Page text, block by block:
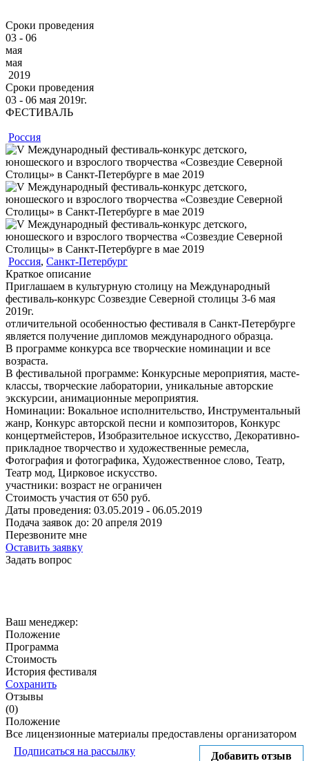
Сроки проведения
03 - 06
мая
мая
2019
Сроки проведения
03 ‐ 06 мая 2019г.
ФЕСТИВАЛЬ
Россия
Россия, Санкт-Петербург
Краткое описание
Приглашаем в культурную столицу на Международный
фестиваль-конкурс Созвездие Северной столицы 3-6 мая
2019г.
отличительной особенностью фестиваля в Санкт-Петербурге
является получение дипломов международного образца.
В программе конкурса все творческие номинации и все
возраста.
В фестивальной программе: Конкурсные мероприятия, масте-
классы, творческие лаборатории, уникальные авторские
экскурсии, анимационные мероприятия.
Номинации: Вокальное исполнительство, Инструментальный
жанр, Конкурс авторской песни и композиторов, Конкурс
концертмейстеров, Изобразительное искусство, Декоративно-
прикладное творчество и художественные ремесла,
Фотография и фотографика, Художественное слово, Театр,
Театр мод, Цирковое искусство.
участники: возраст не ограничен
Стоимость участия от 650 руб.
Даты проведения: 03.05.2019 - 06.05.2019
Подача заявок до: 20 апреля 2019
Перезвоните мне
Оставить заявку
Задать вопрос
Ваш менеджер:
Положение
Программа
Стоимость
История фестиваля
Сохранить
Отзывы
(0)
Положение
Все лицензионные материалы предоставлены организатором
Добавить отзыв
Подписаться на рассылку